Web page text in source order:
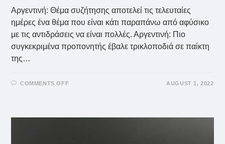
Αργεντινή: Θέμα συζήτησης αποτελεί τις τελευταίες
ημέρες ένα θέμα που είναι κάτι παραπάνω από αφύσικο
με τις αντιδράσεις να είναι πολλές. Αργεντινή: Πιο
συγκεκριμένα προπονητής έβαλε τρικλοποδιά σε παίκτη
της…
COMMENTS OFF
ΣΕ
AUGUST 1, 2022